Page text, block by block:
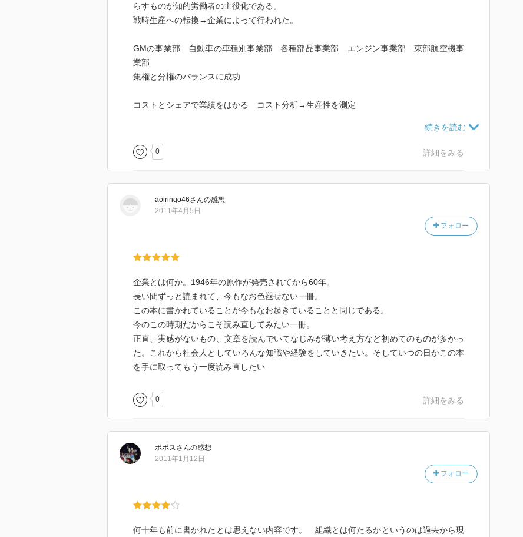
らすものが知的労働者の主役化である。
戦時生産への転換→企業によって行われた。
GMの事業部 自動車の車種別事業部 各種部品事業部 エンジン事業部 東部航空機事
業部
集権と分権のバランスに成功
コストとシェアで業績をはかる コスト分析→生産性を測定
組織は人間から成るものであるがゆえに、完全を期すことは不可能である。したがって、
完全ならざるものを機能させることが必要となる。…人間の感性、能力、リズムの違い…
30％の効率の組織が100％の効率を称する組織よりも強力であって、成果をあげるという
1941年初め ２、３年後にGMが担うことになるはずの戦時生産について検討 課題→受
た経営人→政府や政策への理解は深まった・勉強になった
中小企業のトップ→他の部門のことを目にする機会多い 大企業→外との隔離
アメリカでは社会そのものを目的としたことは一度もない 国は重要→自分たちの信条を
体現する存在
一人一人の人間を重視し、それがそのまま社会としての約束と信条になっている。
自己実現を阻む組み立てラインの単調さ 単調さを捨てて創造的に自己実現を求めること
働く者の満足を左右するもの→仕事の内容ではなく仕事の重要度への認識
イギリスでは戦時下にあって働く人たちが、かつてない充足、自己実現、市民性、自信、
アメリカ工場 戦争初期 賃上げ要求、スト、士気低下→大型の爆撃機が披露・家族も招
0 詳細をみる
aoiringo46さんの感想
フォロー
2011年4月5日
企業とは何か。1946年の原作が発売されてから60年。
長い間ずっと読まれて、今もなお色褪せない一冊。
この本に書かれていることが今もなお起きていることと同じである。
今のこの時期だからこそ読み直してみたい一冊。
正直、実感がないもの、文章を読んでいてなじみが薄い考え方など初めてのものが多かっ
た。これから社会人としていろんな知識や経験をしていきたい。そしていつの日かこの本
を手に取ってもう一度読み直したい
0 詳細をみる
ポポスさんの感想
フォロー
2011年1月12日
何十年も前に書かれたとは思えない内容です。 組織とは何たるかというのは過去から現